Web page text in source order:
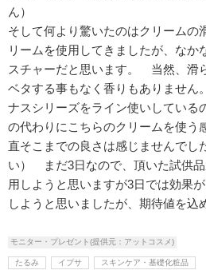
ん）
そして何より驚いたのはクリームの
リームを使用してきましたが、なか
スチャーだと思います。 当然、滑
ベタする事もなく香りもありませ
ナスシリーズをライン使いしている
の代わりにこちらのクリームを使う
直そこまでの良さは感じませんでし
い） まだ3日なので、頂いた試供
用しようと思いますが3日では効
しようと思いましたが、期待値を込
モニター・プレゼント(提供元：アットコスメ)
たるみ イプサ スキンケア・基礎化粧品